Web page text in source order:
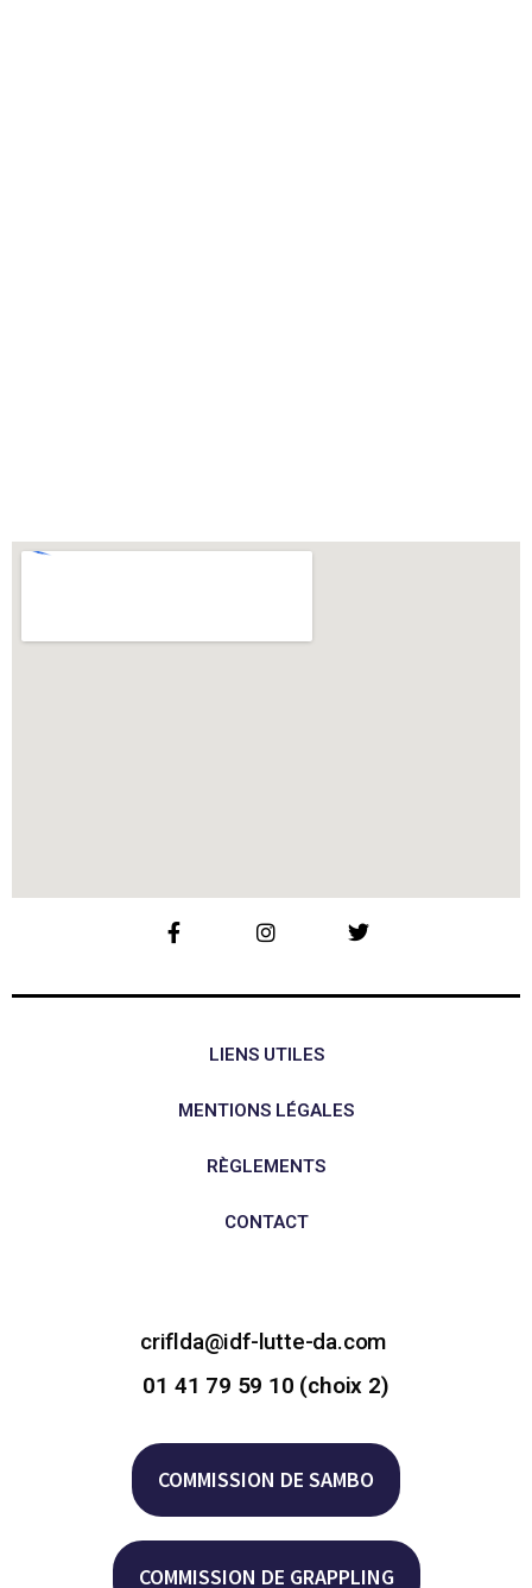
LIENS UTILES
MENTIONS LÉGALES
RÈGLEMENTS
CONTACT
criflda@idf-lutte-da.com
01 41 79 59 10 (choix 2)
COMMISSION DE SAMBO
COMMISSION DE GRAPPLING